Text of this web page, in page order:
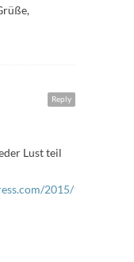
Reply
Lust teil
2015/11/06/